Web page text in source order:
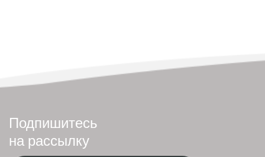
Подпишитесь
на рассылку